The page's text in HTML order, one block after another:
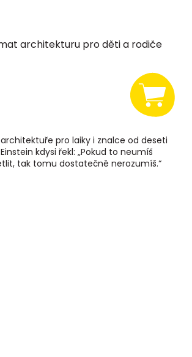
architekturu pro děti a rodiče
pro laiky i znalce od deseti
kdysi řekl: „Pokud to neumíš
tak tomu dostatečně nerozumíš.“